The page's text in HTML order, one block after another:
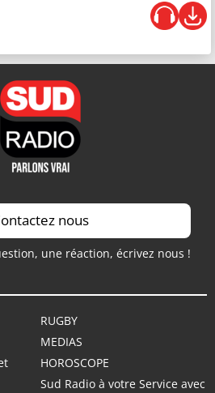
nous
une réaction, écrivez nous !
RUGBY
MEDIAS
HOROSCOPE
Sud Radio à votre Service avec